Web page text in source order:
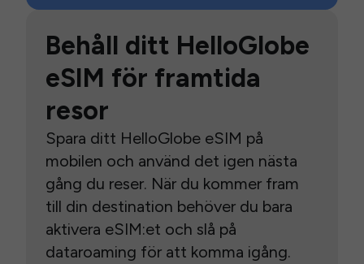
Behåll ditt HelloGlobe
eSIM för framtida
resor
Spara ditt HelloGlobe eSIM på
mobilen och använd det igen nästa
gång du reser. När du kommer fram
till din destination behöver du bara
aktivera eSIM:et och slå på
dataroaming för att komma igång.